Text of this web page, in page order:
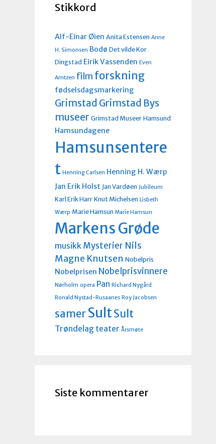
Stikkord
Alf-Einar Øien Anita Estensen Anne
H. Simonsen Bodø Det vilde Kor
Dingstad Eirik Vassenden Even
Arntzen film forskning
fødselsdagsmarkering
Grimstad Grimstad Bys
museer Grimstad Museer Hamsund
Hamsundagene
Hamsunsentere
t Henning Carlsen Henning H. Wærp
Jan Erik Holst Jan Vardøen Jubileum
Karl Erik Harr Knut Michelsen Lisbeth
Wærp Marie Hamsun Marie Hamsun
Markens Grøde
musikk Mysterier Nils
Magne Knutsen Nobelpris
Nobelprisen Nobelprisvinnere
Nørholm opera Pan Richard Nygård
Ronald Nystad-Rusaanes Roy Jacobsen
samerSultSult
Trøndelag teater Årsmøte
Siste kommentarer